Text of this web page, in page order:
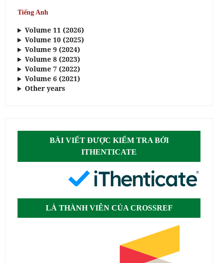
Tiếng Anh
Volume 11 (2026)
Volume 10 (2025)
Volume 9 (2024)
Volume 8 (2023)
Volume 7 (2022)
Volume 6 (2021)
Other years
BÀI VIẾT ĐƯỢC KIỂM TRA BỞI
ITHENTICATE
LÀ THÀNH VIÊN CỦA CROSSREF